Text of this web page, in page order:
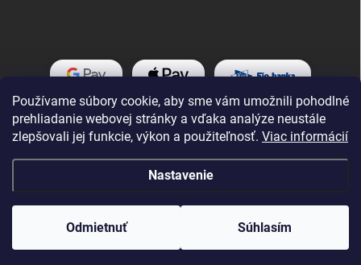
Používame súbory cookie, aby sme vám umožnili pohodlné
prehliadanie webovej stránky a vďaka analýze neustále
zlepšovali jej funkcie, výkon a použiteľnosť. Viac informácií
Nastavenie
Odmietnuť Súhlasím
Vytvoril Shoptet
Copyright 2026LacneDarceky.sk . Všetky práva vyhradené.